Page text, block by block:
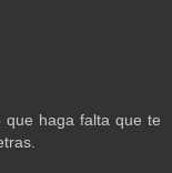
que haga falta que te